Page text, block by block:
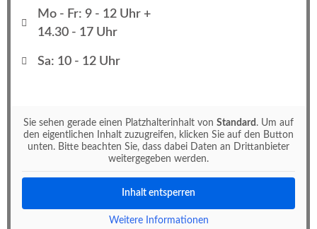
Mo - Fr: 9 - 12 Uhr +
14.30 - 17 Uhr
Sa: 10 - 12 Uhr
Sie sehen gerade einen Platzhalterinhalt von Standard . Um auf
den eigentlichen Inhalt zuzugreifen, klicken Sie auf den Button
unten. Bitte beachten Sie, dass dabei Daten an Drittanbieter
weitergegeben werden.
Inhalt entsperren
Weitere Informationen